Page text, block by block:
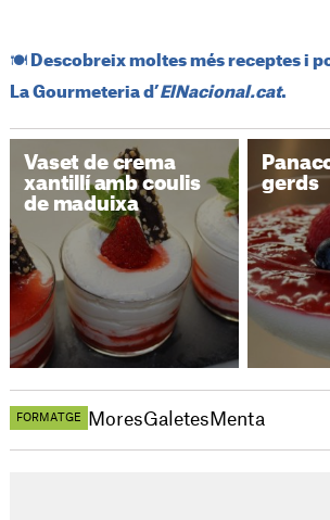
​🍽️​ Descobreix moltes més receptes i
La Gourmeteria d’ElNacional.cat.
Vaset de crema
xantillí amb coulis
de maduixa
gerds
FORMATGE MoresGaletes Menta